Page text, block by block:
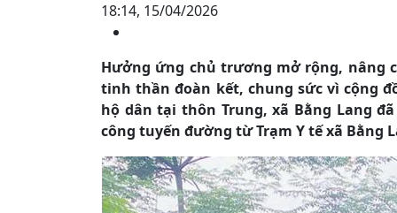
18:14, 15/04/2026
Hưởng ứng chủ trương mở rộng, nâng
tinh thần đoàn kết, chung sức vì cộng
hộ dân tại thôn Trung, xã Bằng Lang
công tuyến đường từ Trạm Y tế xã Bằng